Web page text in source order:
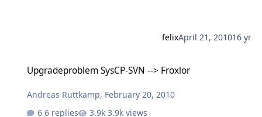
felixApril 21, 201016 yr
Upgradeproblem SysCP-SVN --> Froxlor
Andreas Ruttkamp, February 20, 2010
6 replies
3.9k views